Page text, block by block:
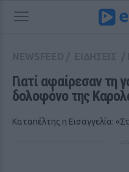
Γιατί αφαίρεσαν τη
δολοφόνο της
Καταπέλτης η Εισαγγελία: